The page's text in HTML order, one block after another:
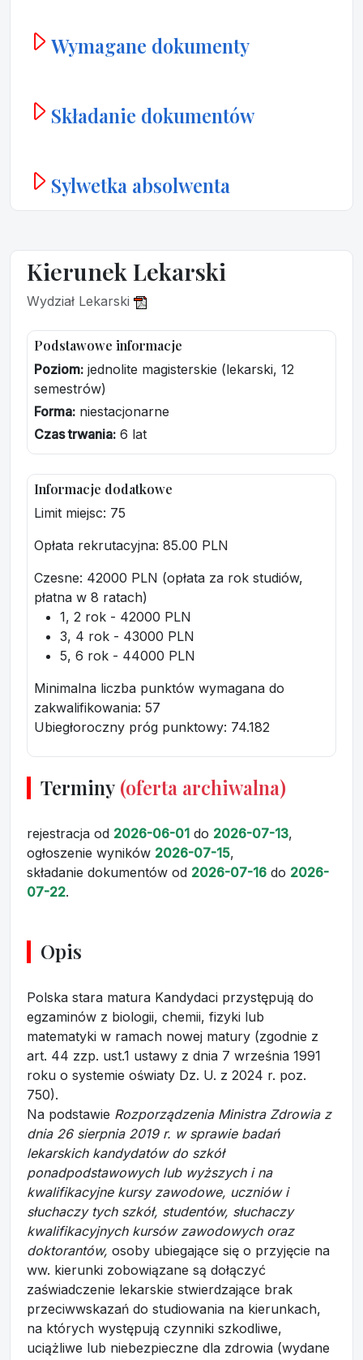
Wymagane dokumenty
Składanie dokumentów
Sylwetka absolwenta
Kierunek Lekarski
Wydział Lekarski
Podstawowe informacje
Poziom: jednolite magisterskie (lekarski, 12
semestrów)
Forma: niestacjonarne
Czas trwania: 6 lat
Informacje dodatkowe
Limit miejsc: 75
Opłata rekrutacyjna: 85.00 PLN
Czesne: 42000 PLN (opłata za rok studiów,
płatna w 8 ratach)
1, 2 rok - 42000 PLN
3, 4 rok - 43000 PLN
5, 6 rok - 44000 PLN
Minimalna liczba punktów wymagana do
zakwalifikowania: 57
Ubiegłoroczny próg punktowy: 74.182
Terminy (oferta archiwalna)
rejestracja od 2026-06-01 do 2026-07-13,
ogłoszenie wyników 2026-07-15,
składanie dokumentów od 2026-07-16 do 2026-
07-22.
Opis
Polska stara matura Kandydaci przystępują do
egzaminów z biologii, chemii, fizyki lub
matematyki w ramach nowej matury (zgodnie z
art. 44 zzp. ust.1 ustawy z dnia 7 września 1991
roku o systemie oświaty Dz. U. z 2024 r. poz.
750).
Na podstawie Rozporządzenia Ministra Zdrowia z
dnia 26 sierpnia 2019 r. w sprawie badań
lekarskich kandydatów do szkół
ponadpodstawowych lub wyższych i na
kwalifikacyjne kursy zawodowe, uczniów i
słuchaczy tych szkół, studentów, słuchaczy
kwalifikacyjnych kursów zawodowych oraz
doktorantów, osoby ubiegające się o przyjęcie na
ww. kierunki zobowiązane są dołączyć
zaświadczenie lekarskie stwierdzające brak
przeciwwskazań do studiowania na kierunkach,
na których występują czynniki szkodliwe,
uciążliwe lub niebezpieczne dla zdrowia (wydane